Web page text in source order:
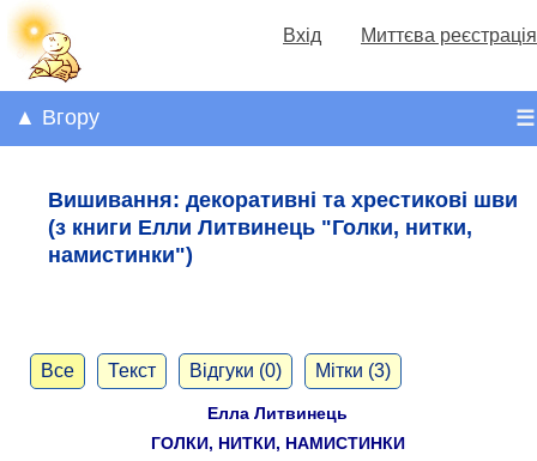
Вхід Миттєва реєстрація
☰
▲ Вгору
Вишивання: декоративні та хрестикові шви
(з книги Елли Литвинець "Голки, нитки,
намистинки")
Все Текст Відгуки (0) Мітки (3)
Елла Литвинець
ГОЛКИ, НИТКИ, НАМИСТИНКИ